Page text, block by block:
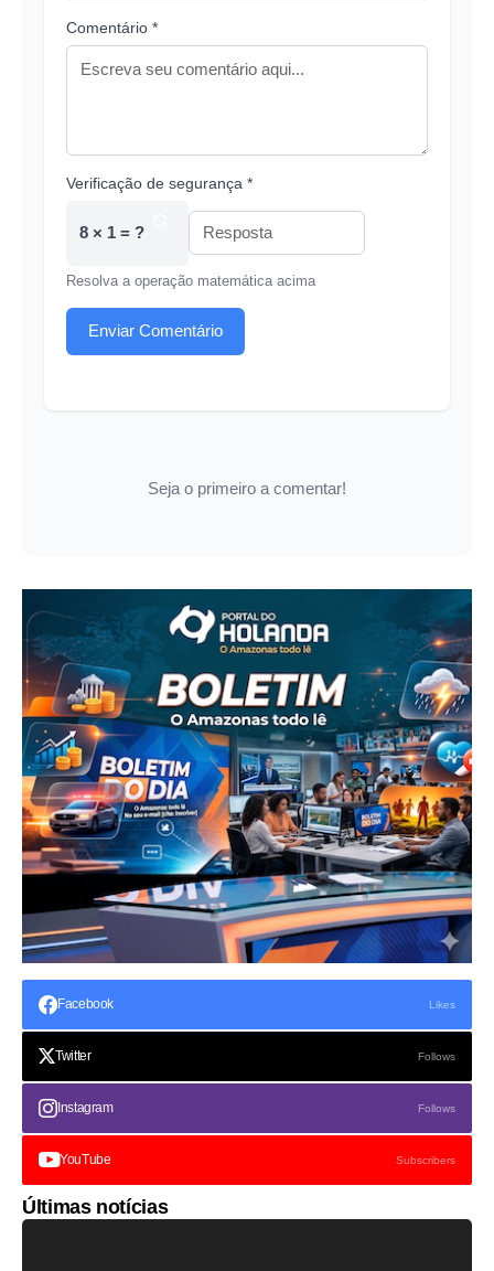
Comentário *
Verificação de segurança *
8 × 1 = ?
Resolva a operação matemática acima
Enviar Comentário
Seja o primeiro a comentar!
Facebook Likes
Twitter Follows
Instagram Follows
YouTube Subscribers
Últimas notícias